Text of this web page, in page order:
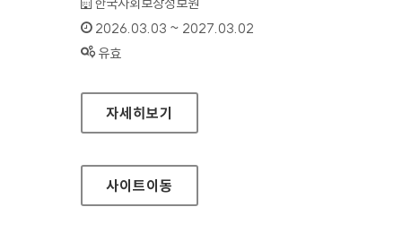
인증기간 :
2026.03.03 ~ 2027.03.02
상태 :
유효
의료정보보호센터
자세히보기
사이트이동